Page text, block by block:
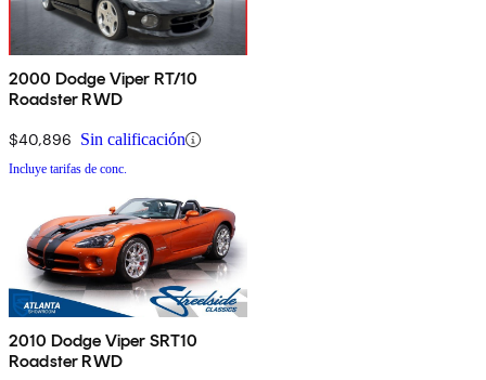
2000 Dodge Viper RT/10
Roadster RWD
$40,896 Sin calificación
Incluye tarifas de conc.
2010 Dodge Viper SRT10
Roadster RWD